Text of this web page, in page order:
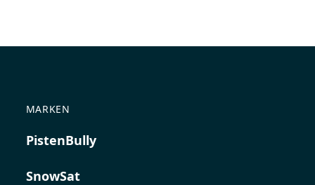
MARKEN
PistenBully
SnowSat